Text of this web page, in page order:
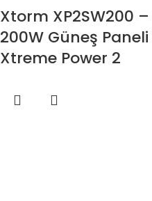
Xtorm XP2SW200 –
200W Güneş Paneli
Xtreme Power 2